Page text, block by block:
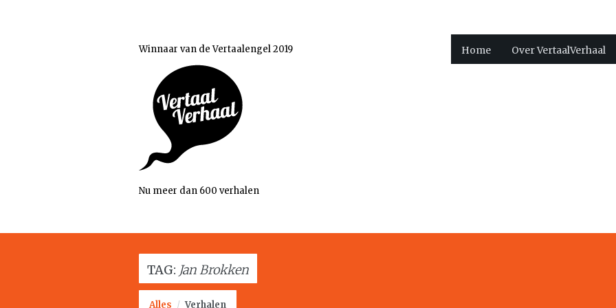
Winnaar van de Vertaalengel 2019
Nu meer dan 600 verhalen
Home Over VertaalVerhaal
TAG: Jan Brokken
Alles / Verhalen